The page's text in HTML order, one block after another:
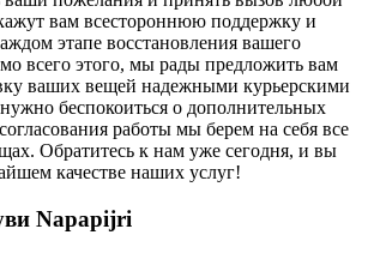
вам всестороннюю поддержку и
этапе восстановления вашего
всего этого, мы рады предложить вам
ваших вещей надежными курьерскими
беспокоиться о дополнительных
работы мы берем на себя все
Обратитесь к нам уже сегодня, и вы
качестве наших услуг!
Napapijri